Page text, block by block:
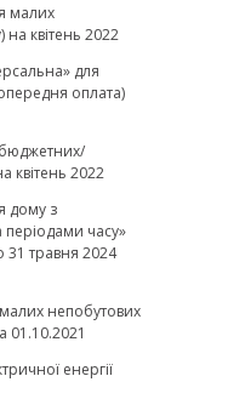
малих
на квітень 2022
для
оплата)
квітень 2022
дому з
часу»
31 травня 2024
непобутових
01.10.2021
енергії